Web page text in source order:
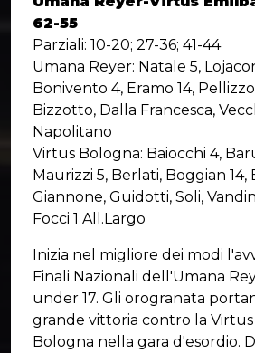
62-55
Parziali: 10-20; 27-36; 41-44
Umana Reyer: Natale 5,
Bonivento 4, Eramo 14,
Bizzotto, Dalla Francesca,
Napolitano
Virtus Bologna: Baiocchi 4,
Maurizzi 5, Berlati, Boggian 14,
Giannone, Guidotti, Soli,
Focci 1 All.Largo
Inizia nel migliore dei modi
Finali Nazionali dell'Umana
under 17. Gli orogranata
grande vittoria contro la
Bologna nella gara d'esordio.